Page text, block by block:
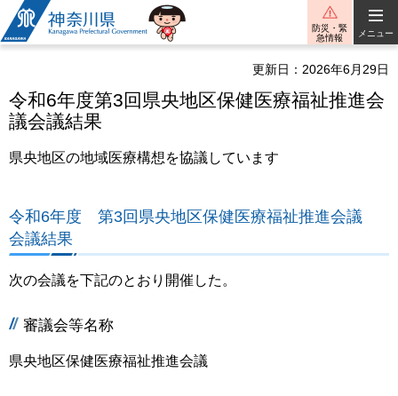
神奈川県
防災・緊
急情報
メニュー
更新日：2026年6月29日
令和6年度第3回県央地区保健医療福祉推進会
議会議結果
県央地区の地域医療構想を協議しています
令和6年度 第3回県央地区保健医療福祉推進会議
会議結果
次の会議を下記のとおり開催した。
審議会等名称
県央地区保健医療福祉推進会議